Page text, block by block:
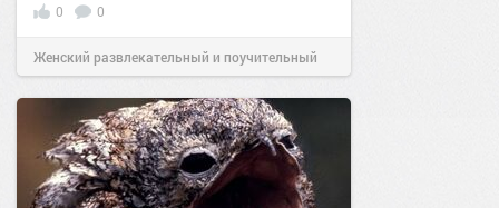
0 0
Женский развлекательный и поучительный
сайт.23:41Вчера